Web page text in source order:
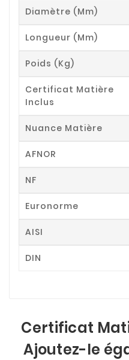
Diamètre (mm)
Longueur (mm)
Poids (kg)
Certificat Matière
Inclus
Nuance Matière
AFNOR
NF
Euronorme
AISI
DIN
Certificat
Ajoutez-le